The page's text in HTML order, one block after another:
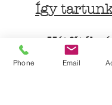
Így
Hétfőtől
9 -
Phone Email